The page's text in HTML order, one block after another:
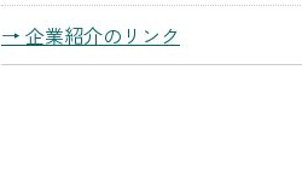
→ 企業紹介のリンク